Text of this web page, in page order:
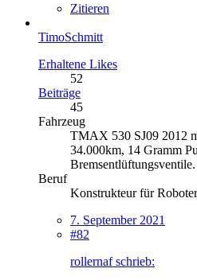
Zitieren
TimoSchmitt
Erhaltene Likes
52
Beiträge
45
Fahrzeug
TMAX 530 SJ09 2012
34.000km, 14 Gramm
Bremsentlüftungsventile.
Beruf
Konstrukteur für
7. September 2021
#82
rollernaf schrieb: